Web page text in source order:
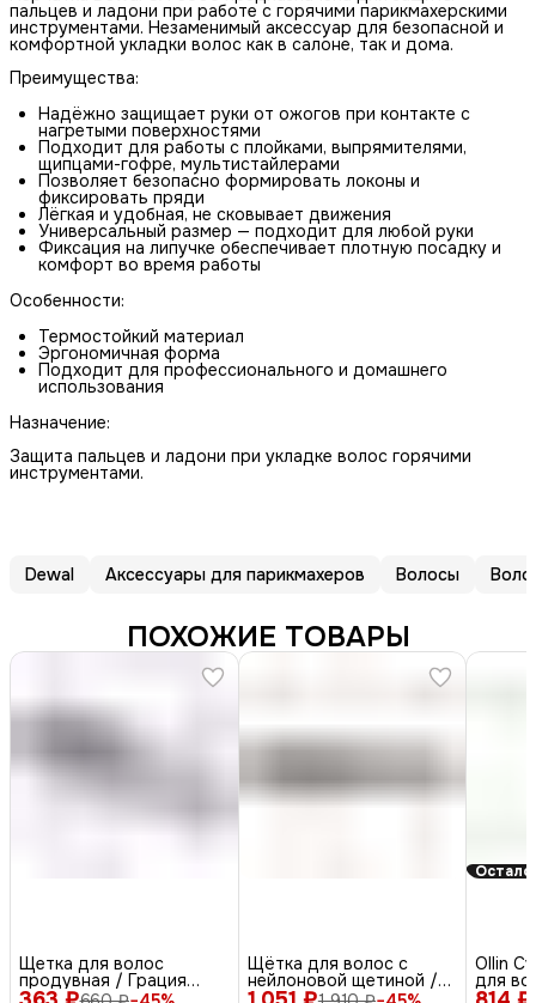
пальцев и ладони при работе с горячими парикмахерскими
инструментами. Незаменимый аксессуар для безопасной и
комфортной укладки волос как в салоне, так и дома.
Преимущества:
Надёжно защищает руки от ожогов при контакте с
нагретыми поверхностями
Подходит для работы с плойками, выпрямителями,
щипцами-гофре, мультистайлерами
Позволяет безопасно формировать локоны и
фиксировать пряди
Лёгкая и удобная, не сковывает движения
Универсальный размер — подходит для любой руки
Фиксация на липучке обеспечивает плотную посадку и
комфорт во время работы
Особенности:
Термостойкий материал
Эргономичная форма
Подходит для профессионального и домашнего
использования
Назначение:
Защита пальцев и ладони при укладке волос горячими
инструментами.
Dewal Аксессуары для парикмахеров Волосы
ПОХОЖИЕ ТОВАРЫ
Щетка для волос
продувная / Грация
DBG9, черный
Щётка для волос с
нейлоновой щетиной /
Vitrage BRV4, черный
Ollin
для
200 мл